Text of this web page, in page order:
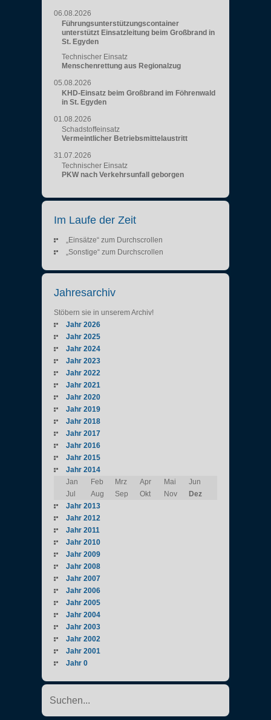
06.08.2026
Führungsunterstützungscontainer
unterstützt Einsatzleitung beim Großbrand in
St. Egyden
Technischer Einsatz
Menschenrettung aus Regionalzug
05.08.2026
KHD-Einsatz beim Großbrand im Föhrenwald
in St. Egyden
01.08.2026
Schadstoffeinsatz
Vermeintlicher Betriebsmittelaustritt
31.07.2026
Technischer Einsatz
PKW nach Verkehrsunfall geborgen
Im Laufe der Zeit
„Einsätze“ zum Durchscrollen
„Sonstige“ zum Durchscrollen
Jahresarchiv
Stöbern sie in unserem Archiv!
Jahr 2026
Jahr 2025
Jahr 2024
Jahr 2023
Jahr 2022
Jahr 2021
Jahr 2020
Jahr 2019
Jahr 2018
Jahr 2017
Jahr 2016
Jahr 2015
Jahr 2014
Jan
Feb Mrz Apr Mai
Jun
Jul
Aug Sep Okt Nov
Dez
Jahr 2013
Jahr 2012
Jahr 2011
Jahr 2010
Jahr 2009
Jahr 2008
Jahr 2007
Jahr 2006
Jahr 2005
Jahr 2004
Jahr 2003
Jahr 2002
Jahr 2001
Jahr 0